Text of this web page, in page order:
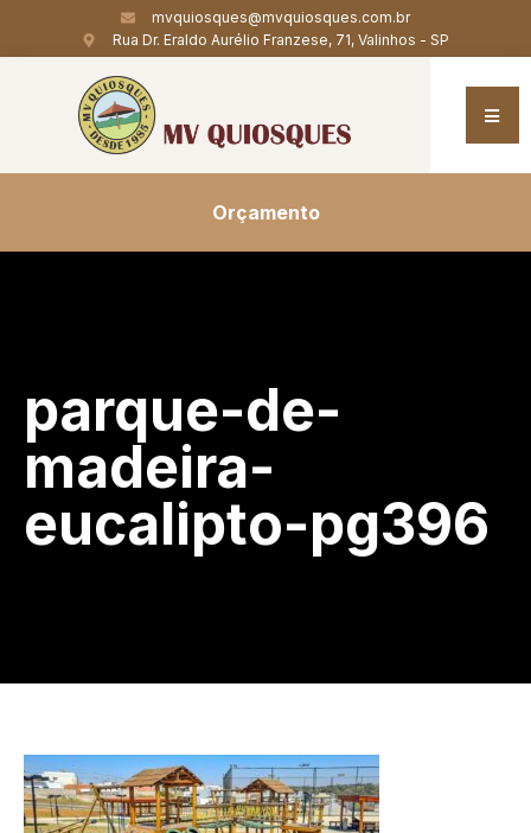
mvquiosques@mvquiosques.com.br
Rua Dr. Eraldo Aurélio Franzese, 71, Valinhos - SP
Orçamento
parque-de-
madeira-
eucalipto-pg396